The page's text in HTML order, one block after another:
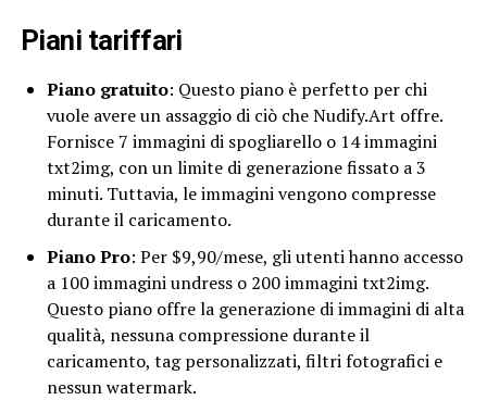
Piani tariffari
Piano gratuito: Questo piano è perfetto per chi
vuole avere un assaggio di ciò che Nudify.Art offre.
Fornisce 7 immagini di spogliarello o 14 immagini
txt2img, con un limite di generazione fissato a 3
minuti. Tuttavia, le immagini vengono compresse
durante il caricamento.
Piano Pro: Per $9,90/mese, gli utenti hanno accesso
a 100 immagini undress o 200 immagini txt2img.
Questo piano offre la generazione di immagini di alta
qualità, nessuna compressione durante il
caricamento, tag personalizzati, filtri fotografici e
nessun watermark.